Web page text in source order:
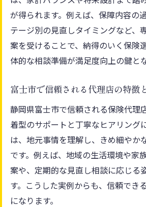
が得られます。例えば、保障内容の
テージ別の見直しタイミングなど、
案を受けることで、納得のいく保険
体的な相談準備が満足度向上の鍵と
富士市で信頼される代理店の特徴
静岡県富士市で信頼される保険代理
着型のサポートと丁寧なヒアリング
は、地元事情を理解し、きめ細やか
です。例えば、地域の生活環境や家
案や、定期的な見直し相談に応じる
す。こうした実例からも、信頼でき
になります。